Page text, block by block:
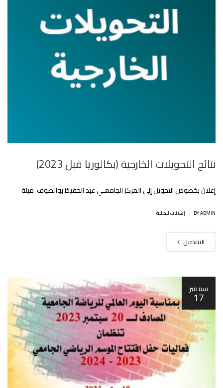
نتائج التحويلات الخارجية (بكالوريا قبل 2023)
إعلان بخصوص التحويل إلى المركز الجامعـي عبد الحفيظ بوالصوف-ميلة
BY ADMIN إعلانات للطلبة
التفصيل
سبتمبر
17